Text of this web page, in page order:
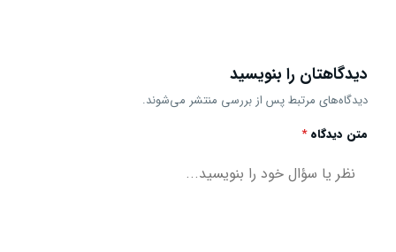
دیدگاهتان را بنویسید
دیدگاه‌های مرتبط پس از بررسی منتشر می‌شوند.
متن دیدگاه*